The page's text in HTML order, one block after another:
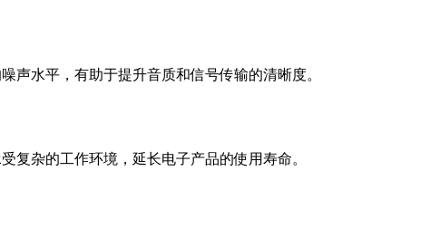
声水平，有助于提升音质和信号传输的清晰度。
复杂的工作环境，延长电子产品的使用寿命。